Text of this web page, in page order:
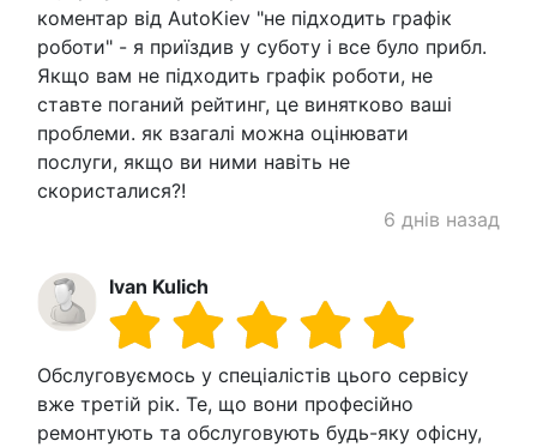
коментар від AutoKiev "не підходить графік
роботи" - я приїздив у суботу і все було прибл.
Якщо вам не підходить графік роботи, не
ставте поганий рейтинг, це винятково ваші
проблеми. як взагалі можна оцінювати
послуги, якщо ви ними навіть не
скористалися?!
6 днів назад
Ivan Kulich
Обслуговуємось у спеціалістів цього сервісу
вже третій рік. Те, що вони професійно
ремонтують та обслуговують будь-яку офісну,